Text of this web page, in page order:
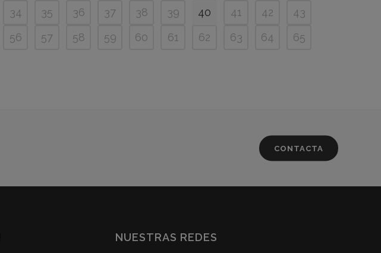
34 35 36 37 38 39 40 41 42
43
56 57 58 59 60 61 62 63 64
65
CONTACTA
NUESTRAS REDES